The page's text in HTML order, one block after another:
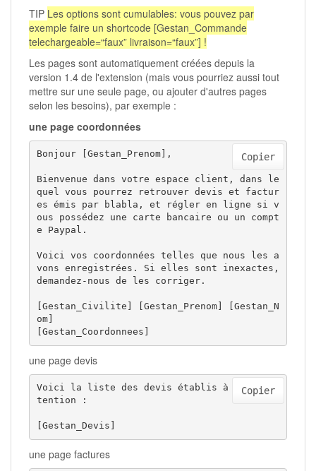
TIP Les options sont cumulables: vous pouvez par
exemple faire un shortcode [Gestan_Commande
telechargeable=“faux” livraison=“faux”] !
Les pages sont automatiquement créées depuis la
version 1.4 de l'extension (mais vous pourriez aussi tout
mettre sur une seule page, ou ajouter d'autres pages
selon les besoins), par exemple :
une page coordonnées
Bonjour [Gestan_Prenom],
Bienvenue dans votre espace client, dans le
quel vous pourrez retrouver devis et factur
es émis par blabla, et régler en ligne si v
ous possédez une carte bancaire ou un compt
e Paypal.
Voici vos coordonnées telles que nous les a
vons enregistrées. Si elles sont inexactes,
demandez-nous de les corriger.
[Gestan_Civilite] [Gestan_Prenom] [Gestan_N
om]
[Gestan_Coordonnees]
Copier
une page devis
Voici la liste des devis établis à votre in
tention :
[Gestan_Devis]
Copier
une page factures